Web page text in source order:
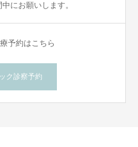
にお願いします。
予約はこちら
ク診察予約